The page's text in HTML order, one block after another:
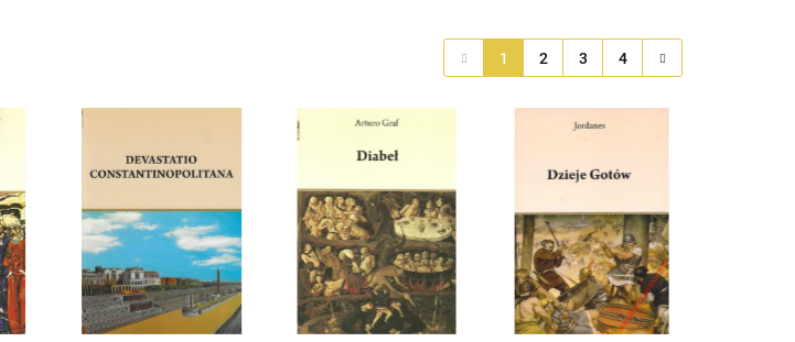
1 2 3 4